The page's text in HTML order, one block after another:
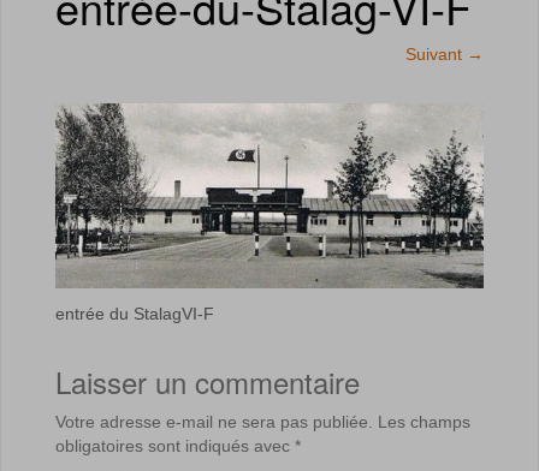
Suivant →
entrée du StalagVI-F
Laisser un commentaire
Votre adresse e-mail ne sera pas publiée. Les champs
obligatoires sont indiqués avec *